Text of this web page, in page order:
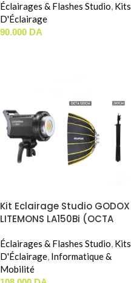
Éclairages & Flashes Studio, Kits
D'Éclairage
90.000 DA
Kit Eclairage Studio GODOX
LITEMONS LA150Bi (OCTA
Éclairages & Flashes Studio, Kits
D'Éclairage, Informatique &
Mobilité